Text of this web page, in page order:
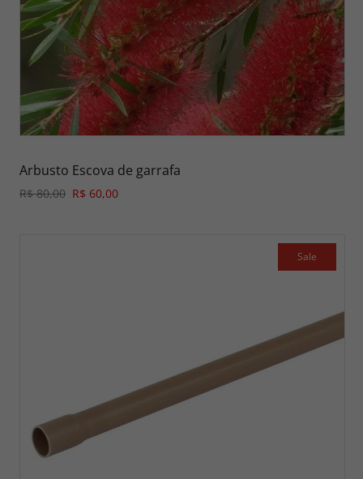
Arbusto Escova de garrafa
R$ 80,00 R$ 60,00
Sale